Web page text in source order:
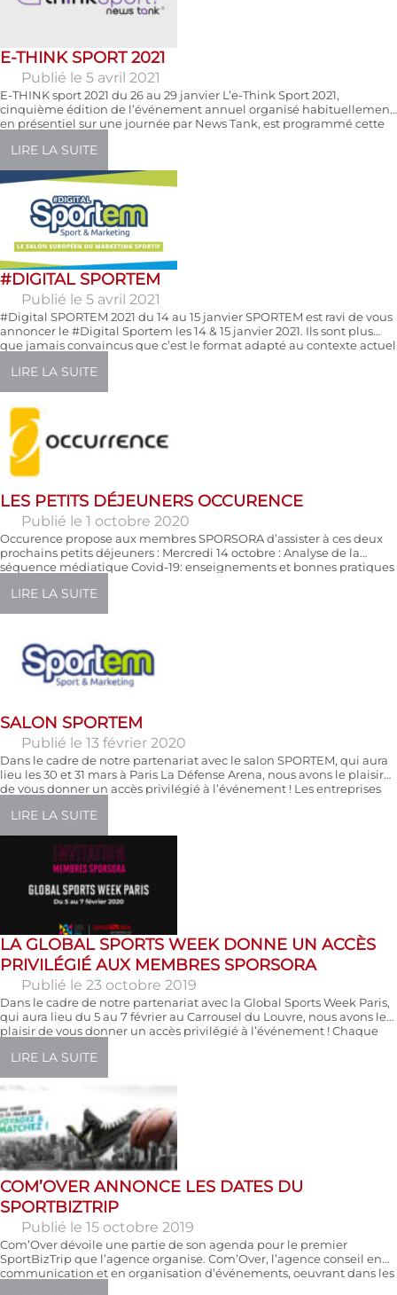
E-THINK SPORT 2021
Publié le 5 avril 2021
E-THINK sport 2021 du 26 au 29 janvier L’e-Think Sport 2021,
cinquième édition de l’événement annuel organisé habituellement
en présentiel sur une journée par News Tank, est programmé cette
du mardi 26 au vendredi 29/01/2021. Chacune de ces demi-journées
LIRE LA SUITE
#DIGITAL SPORTEM
Publié le 5 avril 2021
#Digital SPORTEM 2021 du 14 au 15 janvier SPORTEM est ravi de vous
annoncer le #Digital Sportem les 14 & 15 janvier 2021. Ils sont plus
que jamais convaincus que c’est le format adapté au contexte actuel
de business. Cette édition digitale sur 2 JOURS conserve l’ADN
LIRE LA SUITE
LES PETITS DÉJEUNERS OCCURENCE
Publié le 1 octobre 2020
Occurence propose aux membres SPORSORA d’assister à ces deux
prochains petits déjeuners : Mercredi 14 octobre : Analyse de la
séquence médiatique Covid-19: enseignements et bonnes pratiques
de crise inédite. L’équipe Médias & Influence d’Occurrence a
LIRE LA SUITE
SALON SPORTEM
Publié le 13 février 2020
Dans le cadre de notre partenariat avec le salon SPORTEM, qui aura
lieu les 30 et 31 mars à Paris La Défense Arena, nous avons le plaisir
de vous donner un accès privilégié à l’événement ! Les entreprises
droit » soit une remise de 50% sur le prix […]
LIRE LA SUITE
LA GLOBAL SPORTS WEEK DONNE UN ACCÈS
PRIVILÉGIÉ AUX MEMBRES SPORSORA
Publié le 23 octobre 2019
Dans le cadre de notre partenariat avec la Global Sports Week Paris,
qui aura lieu du 5 au 7 février au Carrousel du Louvre, nous avons le
plaisir de vous donner un accès privilégié à l’événement ! Chaque
895 euros TTC mais aussi d’un tarif […]
LIRE LA SUITE
COM’OVER ANNONCE LES DATES DU
SPORTBIZTRIP
Publié le 15 octobre 2019
Com’Over dévoile une partie de son agenda pour le premier
SportBizTrip que l’agence organise. Com’Over, l’agence conseil en
communication et en organisation d’événements, oeuvrant dans les